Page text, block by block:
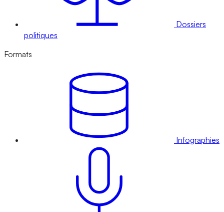
Dossiers
politiques
Formats
Infographies